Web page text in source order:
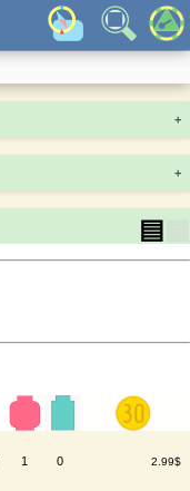
+
+
▤
1 0 2.99$